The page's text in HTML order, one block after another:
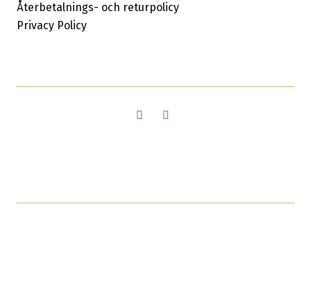
Återbetalnings- och returpolicy
Privacy Policy
FacebookInstagram